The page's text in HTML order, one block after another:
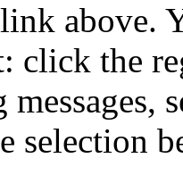
above.
click the
selection